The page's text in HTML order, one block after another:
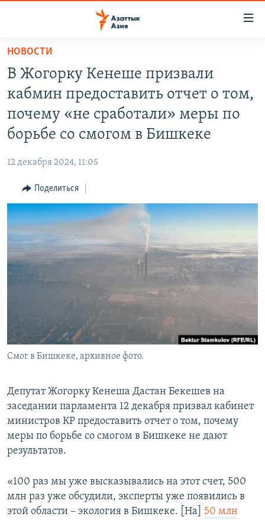
Вернуться
основному
содержанию
главной
Вернутся
поиску
КАЗАХСТАН
УЗБЕКИСТАН
НОВОСТИ
ВОЙНА В УКРАИНЕ
НА ДРУГИХ ЯЗЫКАХ
КЫРГЫЗЧА
ЎЗБЕКЧА
ТОҶИКӢ
TÜRKMENÇE
ПОДПИШИТЕСЬ НА НАС В СОЦСЕТЯХ
Все сайты РСЕ/РС
НОВОСТИ
В Жогорку Кенеше призвали
кабмин предоставить отчет о том,
почему «не сработали» меры по
борьбе со смогом в Бишкеке
12 декабря 2024, 11:05
Поделиться
Смог в Бишкеке, архивное фото.
Депутат Жогорку Кенеша Дастан Бекешев на
заседании парламента 12 декабря призвал кабинет
министров КР предоставить отчет о том, почему
меры по борьбе со смогом в Бишкеке не дают
результатов.
«100 раз мы уже высказывались на этот счет, 500
млн раз уже обсудили, эксперты уже появились в
этой области – экология в Бишкеке. [На] 50 млн